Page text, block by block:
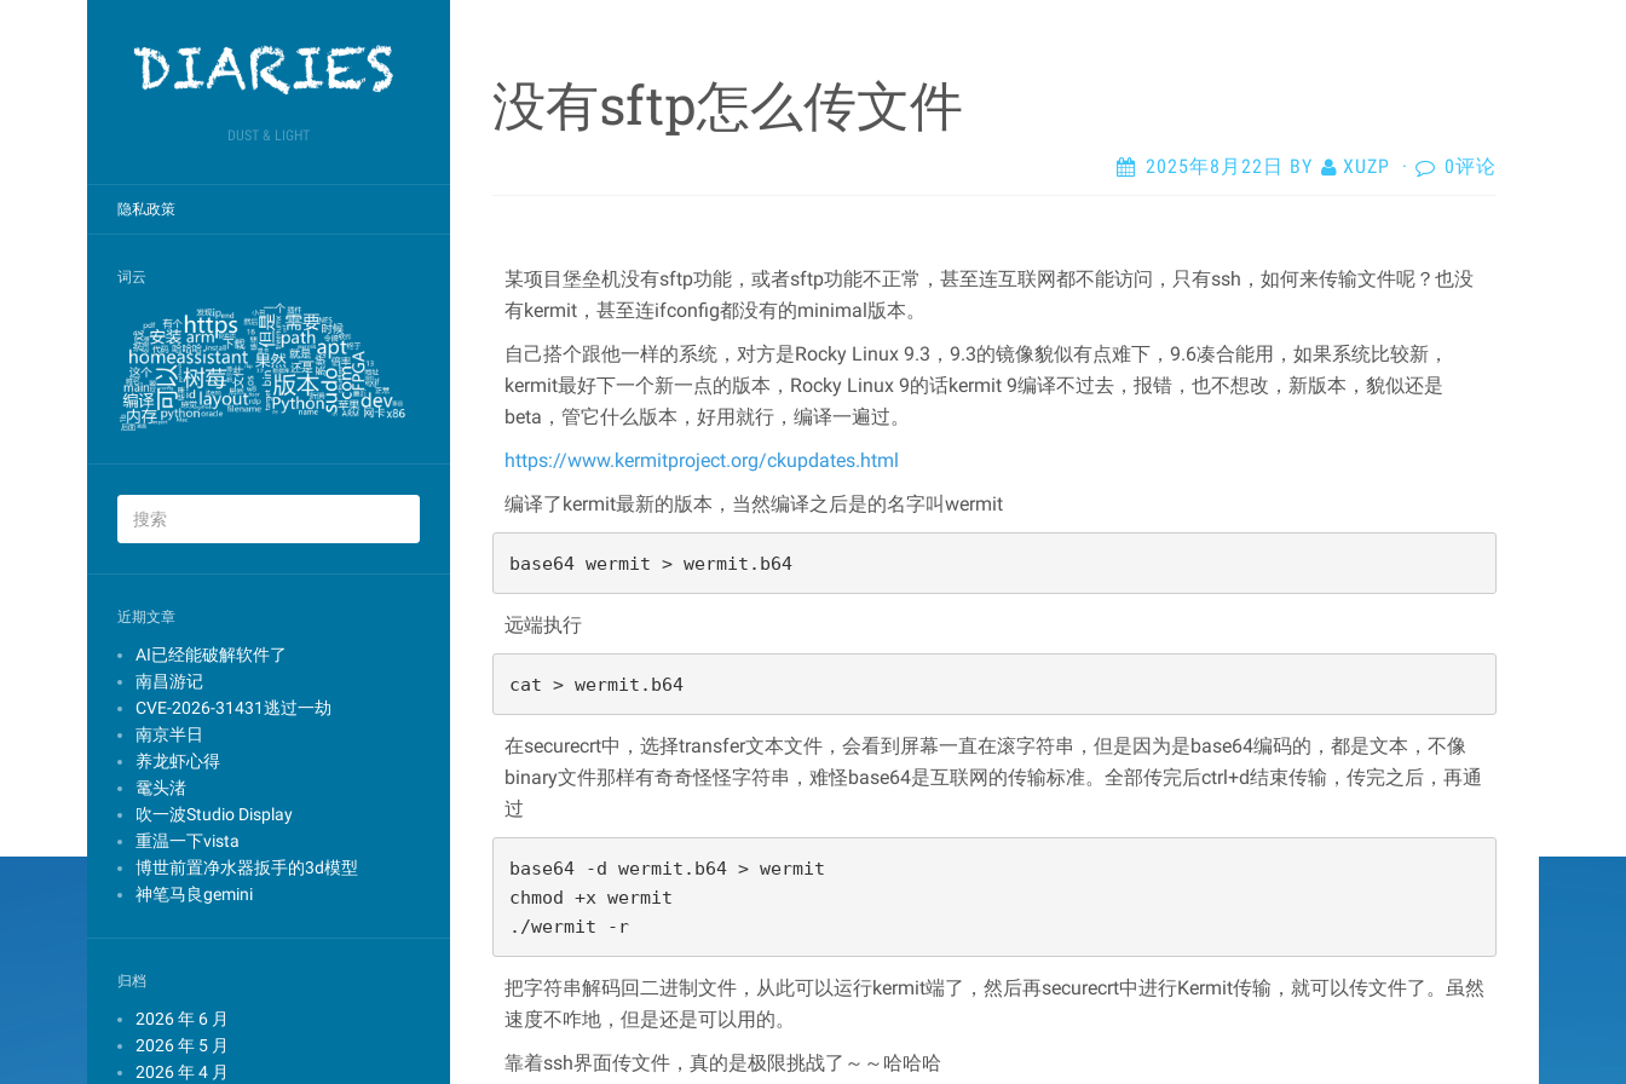
DUST & LIGHT
隐私政策
词云
近期文章
AI已经能破解软件了
南昌游记
CVE-2026-31431逃过一劫
南京半日
养龙虾心得
鼋头渚
吹一波Studio Display
重温一下vista
博世前置净水器扳手的3d模型
神笔马良gemini
归档
2026 年 6 月
2026 年 5 月
2026 年 4 月
没有sftp怎么传文件
2025年8月22日 BY XUZP · 0评论
某项目堡垒机没有sftp功能，或者sftp功能不正常，甚至连互联网都不能访问，只有ssh，如何来传输文件呢？也没
有kermit，甚至连ifconfig都没有的minimal版本。
自己搭个跟他一样的系统，对方是Rocky Linux 9.3，9.3的镜像貌似有点难下，9.6凑合能用，如果系统比较新，
kermit最好下一个新一点的版本，Rocky Linux 9的话kermit 9编译不过去，报错，也不想改，新版本，貌似还是
beta，管它什么版本，好用就行，编译一遍过。
https://www.kermitproject.org/ckupdates.html
编译了kermit最新的版本，当然编译之后是的名字叫wermit
base64 wermit > wermit.b64
远端执行
cat > wermit.b64
在securecrt中，选择transfer文本文件，会看到屏幕一直在滚字符串，但是因为是base64编码的，都是文本，不像
binary文件那样有奇奇怪怪字符串，难怪base64是互联网的传输标准。全部传完后ctrl+d结束传输，传完之后，再通
过
base64 -d wermit.b64 > wermit
chmod +x wermit
./wermit -r
把字符串解码回二进制文件，从此可以运行kermit端了，然后再securecrt中进行Kermit传输，就可以传文件了。虽然
速度不咋地，但是还是可以用的。
靠着ssh界面传文件，真的是极限挑战了～～哈哈哈